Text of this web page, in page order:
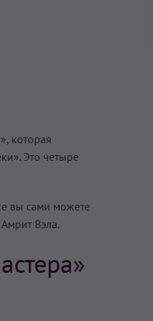
которая
Это четыре
вы сами можете
Вэла.